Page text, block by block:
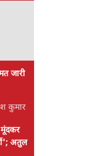
जारी
कुमार
अतुल